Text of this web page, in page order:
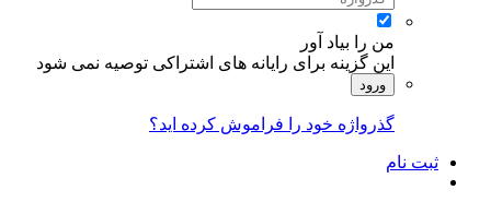
من را بیاد آور
این گزینه برای رایانه های اشتراکی توصیه نمی شود
ورود
گذرواژه خود را فراموش کرده اید؟
ثبت نام